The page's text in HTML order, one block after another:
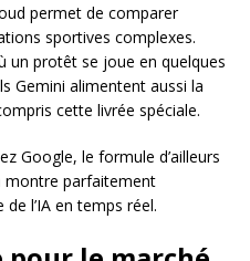
permet de comparer
sportives complexes.
un protêt se joue en quelques
Gemini alimentent aussi la
cette livrée spéciale.
Google, le formule d’ailleurs
montre parfaitement
l’IA en temps réel.